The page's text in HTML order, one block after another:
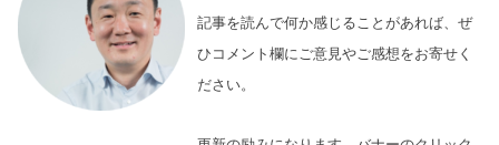
記事を読んで何か感じることがあれば、ぜ
ひコメント欄にご意見やご感想をお寄せく
ださい。